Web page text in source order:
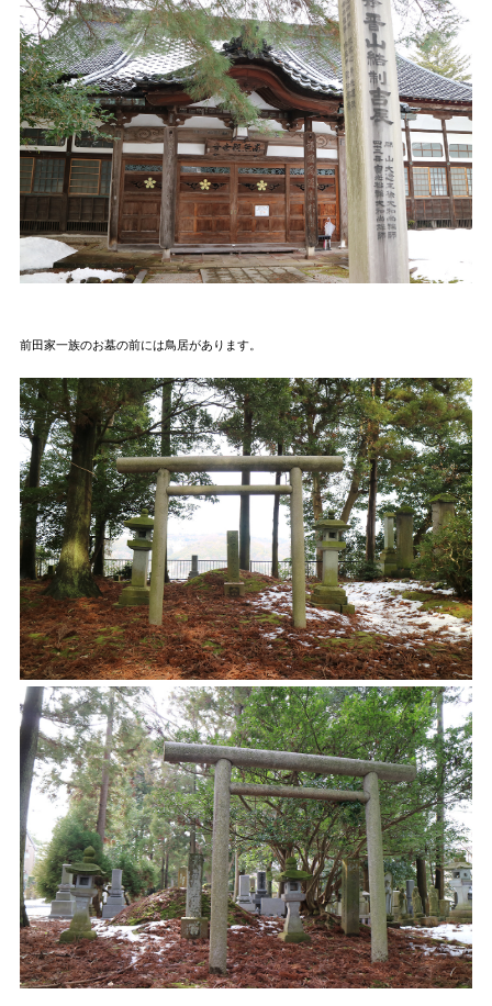
前田家一族のお墓の前には鳥居があります。